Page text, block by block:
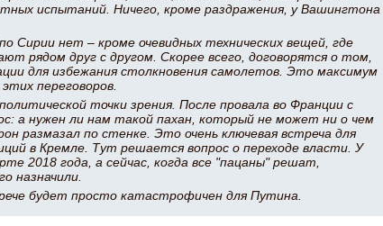
испытаний. Ничего, кроме раздражения, у Вашингтона
Сирии нет – кроме очевидных технических вещей, где
рядом друг с другом. Скорее всего, договорятся о том,
для избежания столкновения самолетов. Это максимум
переговоров.
точки зрения. После провала во Франции с
а нужен ли нам такой пахан, который не может ни о чем
размазал по стенке. Это очень ключевая встреча для
в Кремле. Тут решается вопрос о переходе власти. У
2018 года, а сейчас, когда все "пацаны" решат,
назначили.
будет просто катастрофичен для Путина.